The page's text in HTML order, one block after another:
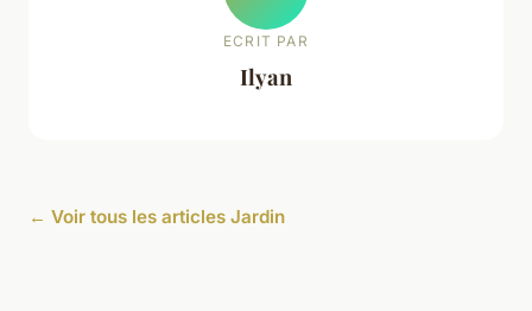
ECRIT PAR
Ilyan
← Voir tous les articles Jardin